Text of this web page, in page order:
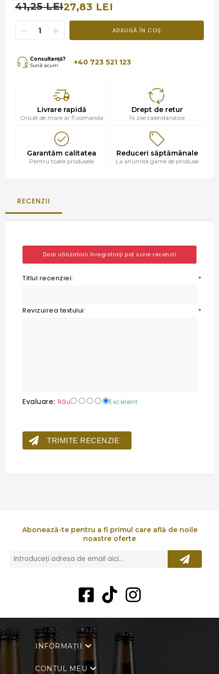
41,25 LEI27,83 LEI
ADAUGĂ ÎN COȘ
Consultanță?
Sună acum
+40 723 521 123
Livrare rapidă
Oricât de mare ar fi comanda
Drept de retur
14 zile calendaristice
Garantăm calitatea
Pentru toate produsele
Reduceri săptămânale
La anumite game de produse
RECENZII
Doar utilizatorii înregistrați pot scrie recenzii
Titlul recenziei: *
Revizuirea textului: *
Evaluare: Rău Excelent
TRIMITE RECENZIE
Abonează-te pentru a fi primul care află de noile
noastre oferte
INFORMAȚII
CONTUL MEU